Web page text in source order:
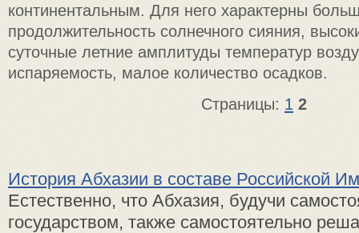
континентальным. Для него характерны
продолжительность солнечного сияния,
суточные летние амплитуды температур
испаряемость, малое количество осадков.
Страницы: 1 2
История Абхазии в составе Российской
Естественно, что Абхазия, будучи
государством, также самостоятельно